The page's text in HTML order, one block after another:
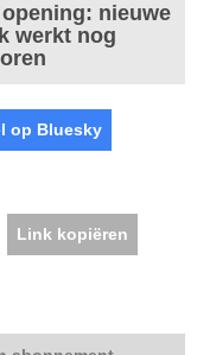
nieuwe
werkt nog
op Bluesky
Link kopiëren